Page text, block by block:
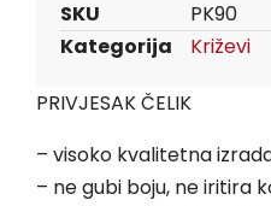
SKU PK90
Kategorija Križevi
PRIVJESAK ČELIK
– visoko kvalitetna
– ne gubi boju, ne iritira